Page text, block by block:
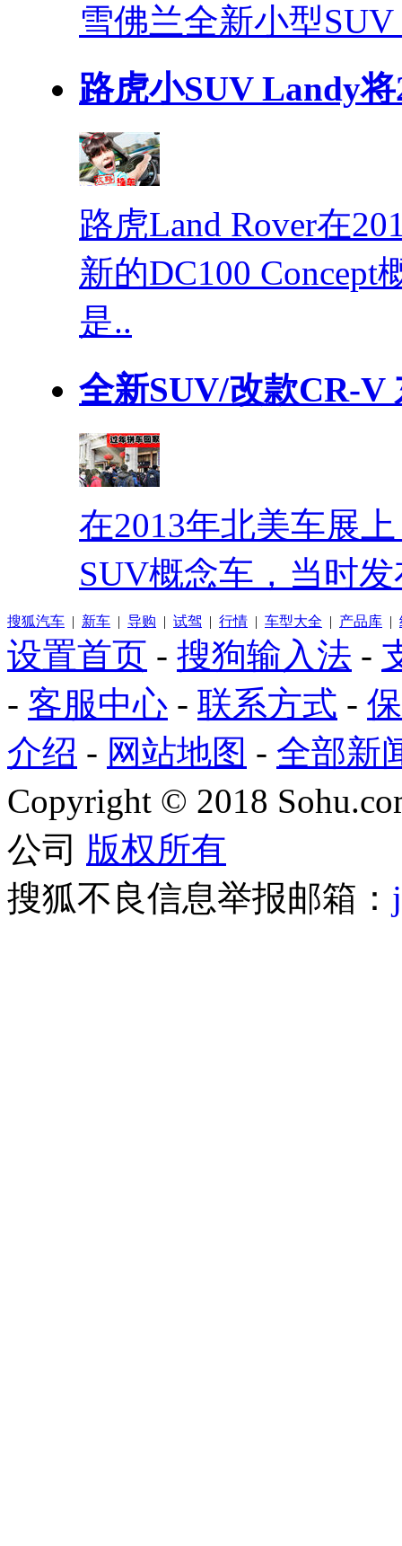
雪佛兰全新小型
路虎小SUV Landy
路虎Land Rover在
新的DC100
是..
全新SUV/改款CR-V
在2013年北美车展
SUV概念车，当时
搜狐汽车 | 新车 | 导购 | 试驾 | 行情 | 车型大全 | 产品库 |
设置首页 - 搜狗输入法 -
- 客服中心 - 联系方式 -
介绍 - 网站地图 - 全部新
Copyright © 2018
公司 版权所有
搜狐不良信息举报邮箱：